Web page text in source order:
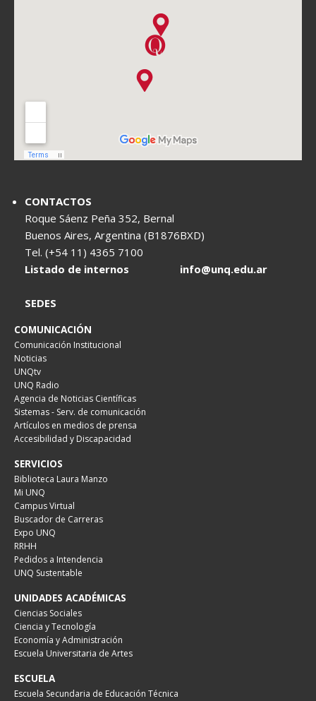
CONTACTOS
Roque Sáenz Peña 352, Bernal
Buenos Aires, Argentina (B1876BXD)
Tel. (+54 11) 4365 7100
Listado de internos
info@unq.edu.ar
SEDES
COMUNICACIÓN
Comunicación Institucional
Noticias
UNQtv
UNQ Radio
Agencia de Noticias Científicas
Sistemas - Serv. de comunicación
Artículos en medios de prensa
Accesibilidad y Discapacidad
SERVICIOS
Biblioteca Laura Manzo
Mi UNQ
Campus Virtual
Buscador de Carreras
Expo UNQ
RRHH
Pedidos a Intendencia
UNQ Sustentable
UNIDADES ACADÉMICAS
Ciencias Sociales
Ciencia y Tecnología
Economía y Administración
Escuela Universitaria de Artes
ESCUELA
Escuela Secundaria de Educación Técnica